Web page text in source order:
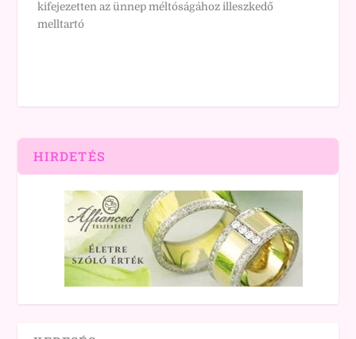
kifejezetten az ünnep méltóságához illeszkedő
melltartó
HIRDETÉS